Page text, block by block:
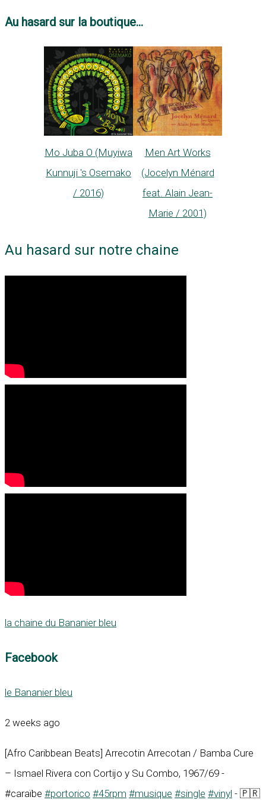
Au hasard sur la boutique...
Mo Juba O (Muyiwa
Kunnuji 's Osemako
/ 2016)
Men Art Works
(Jocelyn Ménard
feat. Alain Jean-
Marie / 2001)
Au hasard sur notre chaine
la chaine du Bananier bleu
Facebook
le Bananier bleu
2 weeks ago
[Afro Caribbean Beats] Arrecotin Arrecotan / Bamba Cure
– Ismael Rivera con Cortijo y Su Combo, 1967/69 -
#caraïbe #portorico #45rpm #musique #single #vinyl - 🇵🇷